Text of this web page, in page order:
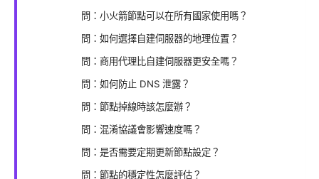
問：小火箭節點可以在所有國家使用嗎？
問：如何選擇自建伺服器的地理位置？
問：商用代理比自建伺服器更安全嗎？
問：如何防止 DNS 泄露？
問：節點掉線時該怎麼辦？
問：混淆協議會影響速度嗎？
問：是否需要定期更新節點設定？
問：節點的穩定性怎麼評估？